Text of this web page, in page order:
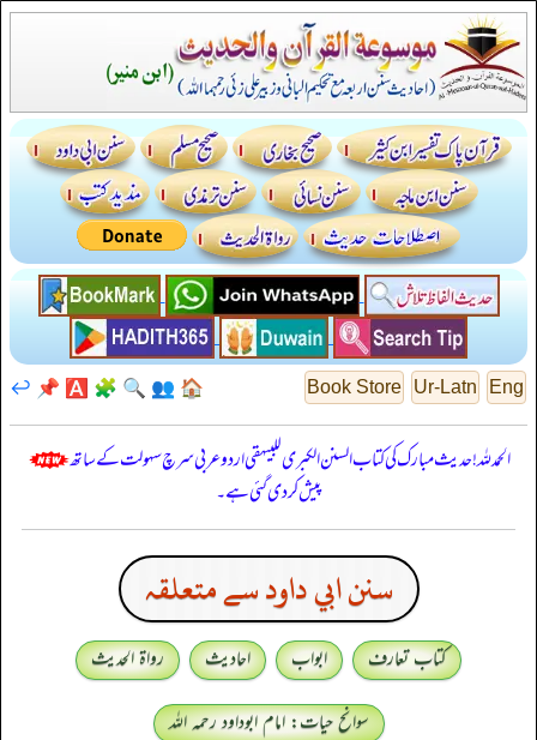
Eng
Ur-Latn
Book Store
🏠
👥
🔍
🧩
🅰️
📌
↩️
الحمدللہ! حدیث مبارک کی کتاب السنن الكبرى للبيهقي اردو عربی سرچ سہولت کے ساتھ
پیش کر دی گئی ہے۔
سنن ابي داود سے متعلقہ
کتاب تعارف ابواب احادیث
رواۃ الحدیث
سوانح حیات: امام ابوداود رحمہ اللہ